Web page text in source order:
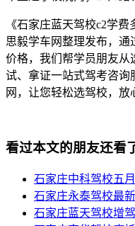
《石家庄蓝天驾校c2学
思毅学车网整理发布，通
价格，我们帮学员朋友从
试、拿证一站式驾考咨询
网，让您轻松选驾校，放
看过本文的朋友还看
石家庄中科驾校五
石家庄永泰驾校最
石家庄蓝天驾校增